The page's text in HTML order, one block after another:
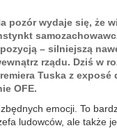
pozór wydaje się, że
– silniejszą
rządu. Dziś w
Tuska z
OFE.
emocji. To
ludowców, ale także